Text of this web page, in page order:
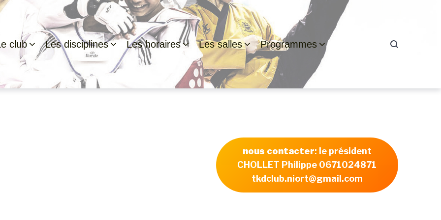
club Les disciplines Les horaires Les salles Programmes
nous contacter: le président
CHOLLET Philippe 0671024871
tkdclub.niort@gmail.com